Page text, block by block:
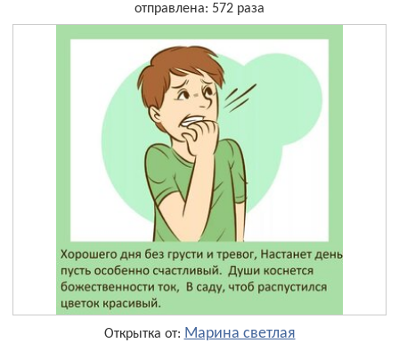
отправлена: 572 раза
Открытка от: Марина светлая